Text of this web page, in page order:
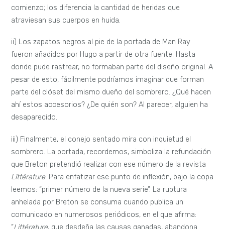
comienzo; los diferencia la cantidad de heridas que
atraviesan sus cuerpos en huida.
ii) Los zapatos negros al pie de la portada de Man Ray
fueron añadidos por Hugo a partir de otra fuente. Hasta
donde pude rastrear, no formaban parte del diseño original. A
pesar de esto, fácilmente podríamos imaginar que forman
parte del clóset del mismo dueño del sombrero. ¿Qué hacen
ahí estos accesorios? ¿De quién son? Al parecer, alguien ha
desaparecido.
iii) Finalmente, el conejo sentado mira con inquietud el
sombrero. La portada, recordemos, simboliza la refundación
que Breton pretendió realizar con ese número de la revista
Littérature. Para enfatizar ese punto de inflexión, bajo la copa
leemos: “primer número de la nueva serie”. La ruptura
anhelada por Breton se consuma cuando publica un
comunicado en numerosos periódicos, en el que afirma:
“Littérature, que desdeña las causas ganadas, abandona